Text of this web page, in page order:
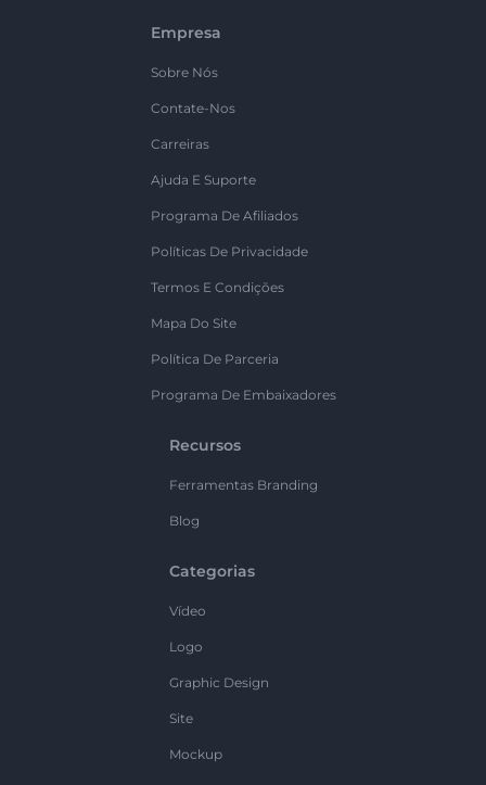
Empresa
Sobre Nós
Contate-Nos
Carreiras
Ajuda E Suporte
Programa De Afiliados
Políticas De Privacidade
Termos E Condições
Mapa Do Site
Política De Parceria
Programa De Embaixadores
Recursos
Ferramentas Branding
Blog
Categorias
Vídeo
Logo
Graphic Design
Site
Mockup